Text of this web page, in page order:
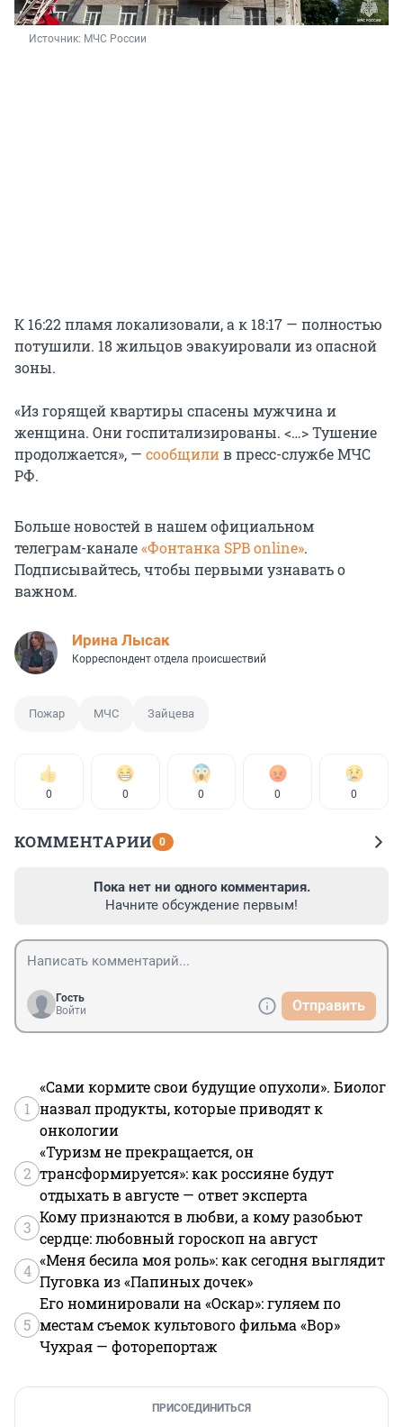
Источник: МЧС России
К 16:22 пламя локализовали, а к 18:17 — полностью
потушили. 18 жильцов эвакуировали из опасной
зоны.
«Из горящей квартиры спасены мужчина и
женщина. Они госпитализированы. <…> Тушение
продолжается», — сообщилив пресс-службе МЧС
РФ.
Больше новостей в нашем официальном
телеграм-канале«Фонтанка SPB online».
Подписывайтесь, чтобы первыми узнавать о
важном.
Ирина Лысак
Корреспондент отдела происшествий
Пожар МЧС Зайцева
0 0 0 0 0
КОММЕНТАРИИ 0
Пока нет ни одного комментария.
Начните обсуждение первым!
Гость
Войти
Отправить
1
«Сами кормите свои будущие опухоли». Биолог
назвал продукты, которые приводят к
онкологии
2
«Туризм не прекращается, он
трансформируется»: как россияне будут
отдыхать в августе — ответ эксперта
3
Кому признаются в любви, а кому разобьют
сердце: любовный гороскоп на август
4
«Меня бесила моя роль»: как сегодня выглядит
Пуговка из «Папиных дочек»
5
Его номинировали на «Оскар»: гуляем по
местам съемок культового фильма «Вор»
Чухрая — фоторепортаж
ПРИСОЕДИНИТЬСЯ